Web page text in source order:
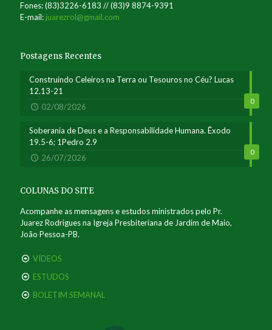
Fones: (83)3226-6183 // (83)9 8874-9391
E-mail: juarezrol@gmail.com
Postagens Recentes
0
Construindo Celeiros na Terra ou Tesouros no Céu? Lucas
12.13-21
02/08/2026
0
Soberania de Deus e a Responsabilidade Humana. Êxodo
19.5-6; 1Pedro 2.9
26/07/2026
COLUNAS DO SITE
Acompanhe as mensagens e estudos ministrados pelo Pr.
Juarez Rodrigues na Igreja Presbiteriana de Jardim de Maio,
João Pessoa-PB.
VÍDEOS
ESTUDOS
BOLETIM SEMANAL